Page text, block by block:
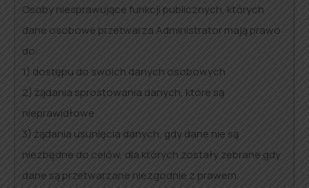
Osoby niesprawujące funkcji publicznych, których
dane osobowe przetwarza Administrator mają prawo
do:
1) dostępu do swoich danych osobowych
2) żądania sprostowania danych, które są
nieprawidłowe
3) żądania usunięcia danych, gdy dane nie są
niezbędne do celów, dla których zostały zebrane gdy
dane są przetwarzane niezgodnie z prawem.